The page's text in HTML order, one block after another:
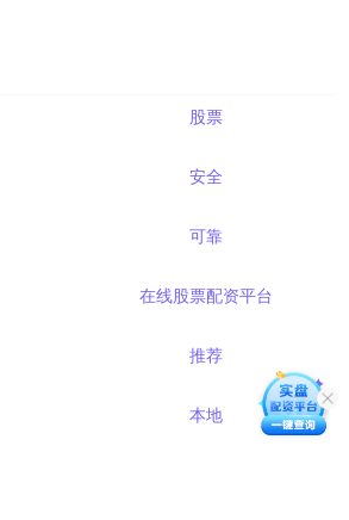
股票
安全
可靠
在线股票配资平台
推荐
本地